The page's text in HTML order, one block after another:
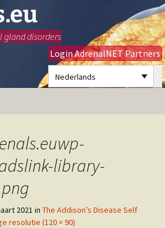
gland disorders
Login AdrenalNET Partners
Nederlands
library-
2021 in The Addison’s Disease Self
resolutie (120 × 90)